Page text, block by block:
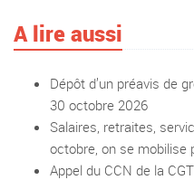
A lire aussi
Dépôt d’un préavis de
30 octobre 2026
Salaires, retraites,
octobre, on se mobilise
Appel du CCN de la